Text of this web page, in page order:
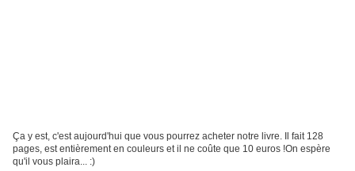
Ça y est, c'est aujourd'hui que vous pourrez acheter notre livre. Il fait 128
pages, est entièrement en couleurs et il ne coûte que 10 euros !On espère
qu'il vous plaira... :)